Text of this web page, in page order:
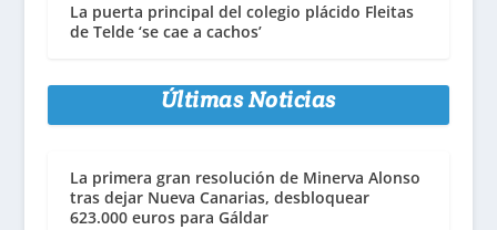
La puerta principal del colegio plácido Fleitas
de Telde ‘se cae a cachos’
Últimas Noticias
La primera gran resolución de Minerva Alonso
tras dejar Nueva Canarias, desbloquear
623.000 euros para Gáldar